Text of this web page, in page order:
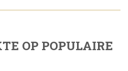
OP POPULAIRE